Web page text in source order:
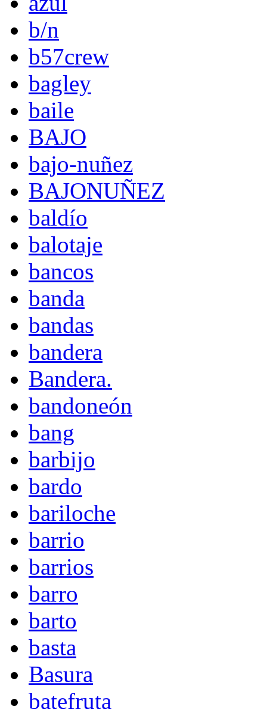
b/n
b57crew
bagley
baile
BAJO
bajo-nuñez
BAJONUÑEZ
baldío
balotaje
bancos
banda
bandas
bandera
Bandera.
bandoneón
bang
barbijo
bardo
bariloche
barrio
barrios
barro
barto
basta
Basura
batefruta